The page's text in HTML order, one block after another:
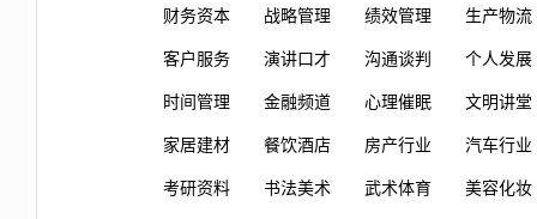
财务资本 战略管理 绩效管理 生产物流
客户服务 演讲口才 沟通谈判 个人发展
时间管理 金融频道 心理催眠 文明讲堂
家居建材 餐饮酒店 房产行业 汽车行业
考研资料 书法美术 武术体育 美容化妆